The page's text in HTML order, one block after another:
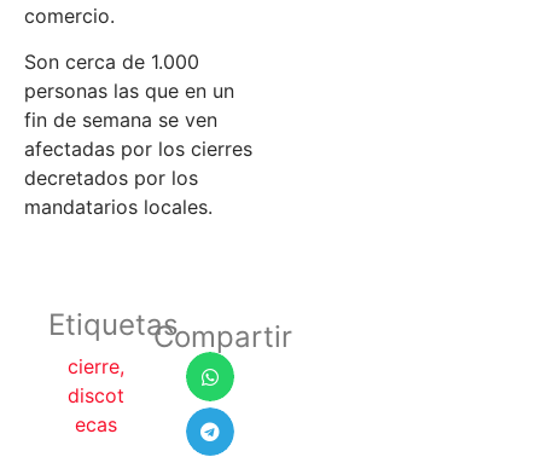
comercio.
Son cerca de 1.000
personas las que en un
fin de semana se ven
afectadas por los cierres
decretados por los
mandatarios locales.
Etiquetas
cierre,
discot
ecas
Compartir